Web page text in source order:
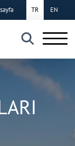
×
TR EN